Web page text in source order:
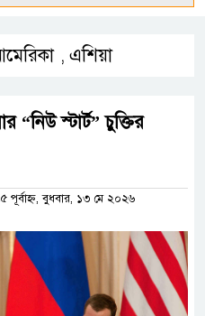
, এশিয়া
“নিউ স্টার্ট” চুক্তির
বুধবার, ১৩ মে ২০২৬